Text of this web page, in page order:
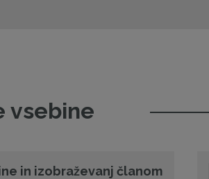
vsebine
in izobraževanj članom